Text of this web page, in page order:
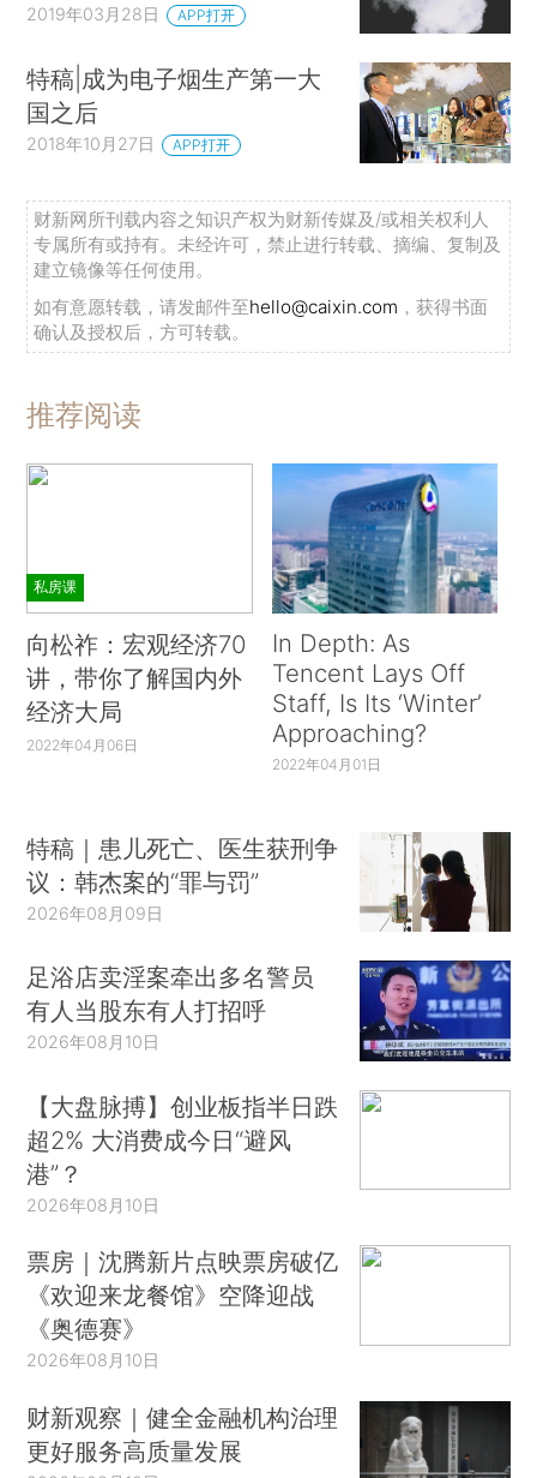
2019年03月28日 APP打开
特稿|成为电子烟生产第一大
国之后
2018年10月27日 APP打开
财新网所刊载内容之知识产权为财新传媒及/或相关权利人
专属所有或持有。未经许可，禁止进行转载、摘编、复制及
建立镜像等任何使用。
如有意愿转载，请发邮件至hello@caixin.com ，获得书面
确认及授权后，方可转载。
推荐阅读
私房课
向松祚：宏观经济70
讲，带你了解国内外
经济大局
2022年04月06日
In Depth: As
Tencent Lays Off
Staff, Is Its ‘Winter’
Approaching?
2022年04月01日
特稿｜患儿死亡、医生获刑争
议：韩杰案的“罪与罚”
2026年08月09日
足浴店卖淫案牵出多名警员
有人当股东有人打招呼
2026年08月10日
【大盘脉搏】创业板指半日跌
超2% 大消费成今日“避风
港”？
2026年08月10日
票房｜沈腾新片点映票房破亿
《欢迎来龙餐馆》空降迎战
《奥德赛》
2026年08月10日
财新观察｜健全金融机构治理
更好服务高质量发展